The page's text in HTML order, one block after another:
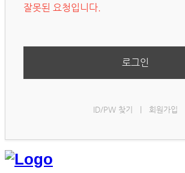
잘못된 요청입니다.
로그인
ID/PW 찾기 회원가입